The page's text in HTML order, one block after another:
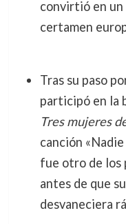
convirtió en un
certamen
Tras su paso
participó en la
Tres mujeres
canción
fue otro de los
antes de que
desvaneciera